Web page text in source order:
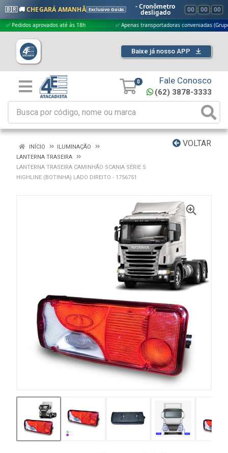
🇧🇷 🚚CHEGARÁ AMANHÃ Exclusivo Goiás - Cronômetro
desligado 00 : 00 : 00
aprovados até às 18h ✅ Apenas transportadoras conveniadas (Grupo G5)
Baixe já nosso APP
0 Fale Conosco
(62) 3878-3333
VOLTAR
INÍCIO
ILUMINAÇÃO
LANTERNA TRASEIRA
LANTERNA TRASEIRA CAMINHÃO SCANIA SÉRIE 5
HIGHLINE (BOTINHA) LADO DIREITO - 1756751